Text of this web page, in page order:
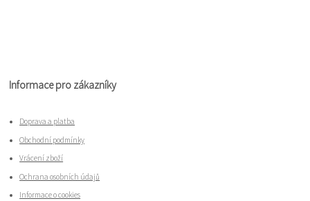
Informace pro zákazníky
Doprava a platba
Obchodní podmínky
Vrácení zboží
Ochrana osobních údajů
Informace o cookies